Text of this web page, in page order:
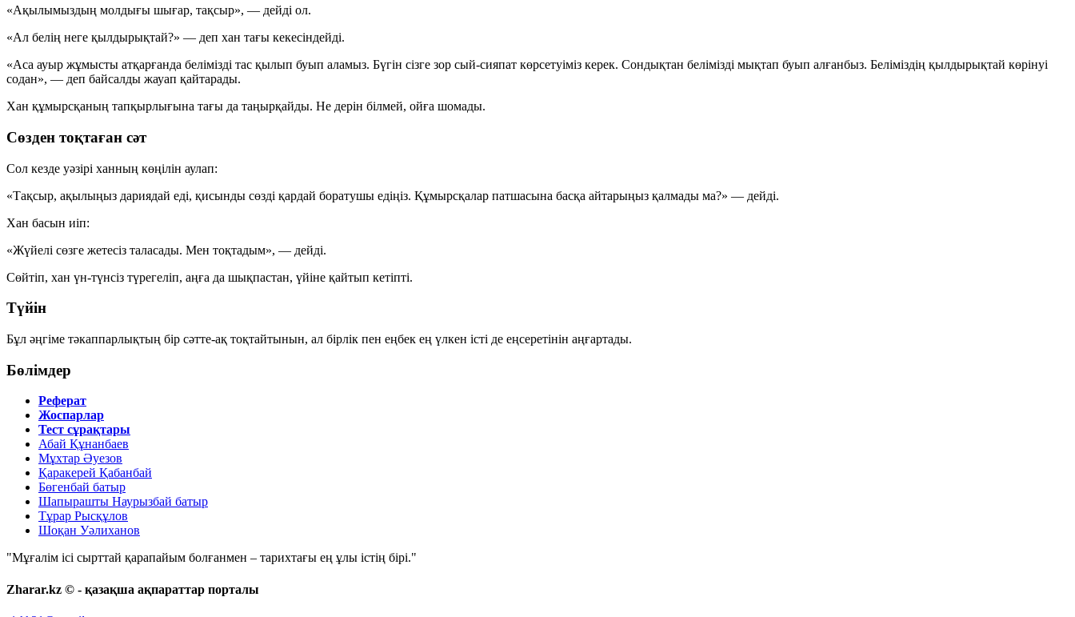
«Ақылымыздың молдығы шығар, тақсыр», — дейді ол.
«Ал белің неге қылдырықтай?» — деп хан тағы кекесіндейді.
«Аса ауыр жұмысты атқарғанда белімізді тас қылып буып аламыз. Бүгін сізге зор сый-сияпат көрсетуіміз керек. Сондықтан белімізді мықтап буып алғанбыз. Беліміздің қылдырықтай көрінуі
содан», — деп байсалды жауап қайтарады.
Хан құмырсқаның тапқырлығына тағы да таңырқайды. Не дерін білмей, ойға шомады.
Сөзден тоқтаған сәт
Сол кезде уәзірі ханның көңілін аулап:
«Тақсыр, ақылыңыз дариядай еді, қисынды сөзді қардай боратушы едіңіз. Құмырсқалар патшасына басқа айтарыңыз қалмады ма?» — дейді.
Хан басын иіп:
«Жүйелі сөзге жетесіз таласады. Мен тоқтадым», — дейді.
Сөйтіп, хан үн-түнсіз түрегеліп, аңға да шықпастан, үйіне қайтып кетіпті.
Түйін
Бұл әңгіме тәкаппарлықтың бір сәтте-ақ тоқтайтынын, ал бірлік пен еңбек ең үлкен істі де еңсеретінін аңғартады.
Бөлімдер
Реферат
Жоспарлар
Тест сұрақтары
Абай Құнанбаев
Мұхтар Әуезов
Қаракерей Қабанбай
Бөгенбай батыр
Шапырашты Наурызбай батыр
Тұрар Рысқұлов
Шоқан Уәлиханов
"Мұғалім ісі сырттай қарапайым болғанмен – тарихтағы ең ұлы істің бірі."
Zharar.kz © - қазақша ақпараттар порталы